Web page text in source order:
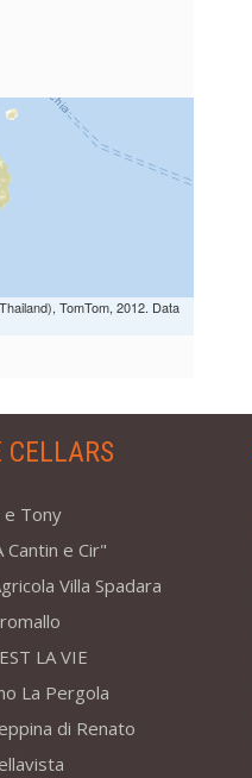
TomTom, 2012. Data
CELLARS
e Tony
Cantin e Cir"
Villa Spadara
LA VIE
La Pergola
di Renato